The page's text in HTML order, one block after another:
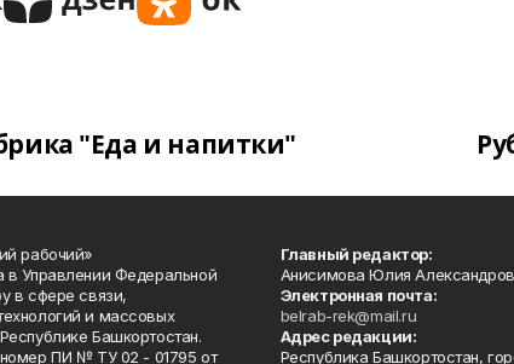
"Еда и напитки"
рабочий»
в Управлении Федеральной
в сфере связи,
и массовых
Башкортостан.
номер ПИ № ТУ 02 - 01795 от
Главный редактор:
Анисимова Юлия
Электронная почта:
belrab-rek@mail.ru
Адрес редакции:
Республика Башкортостан,